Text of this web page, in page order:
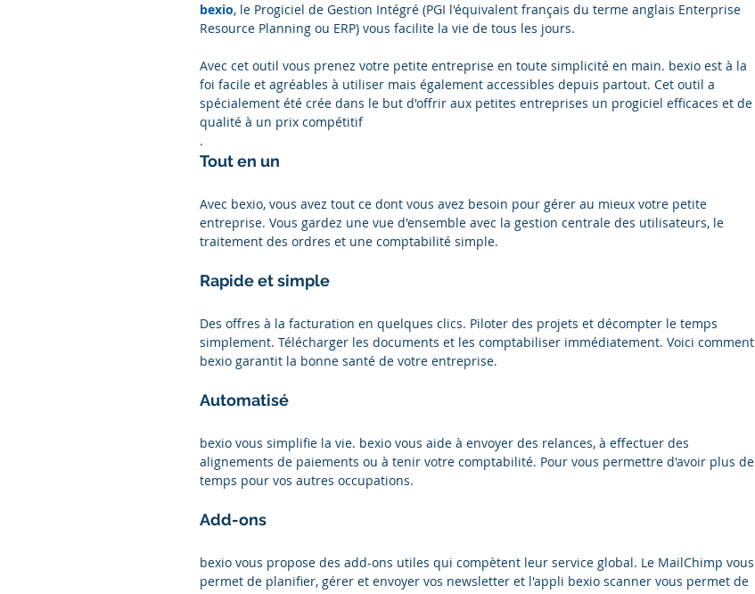
bexio, le Progiciel de Gestion Intégré (PGI l'équivalent français du terme anglais Enterprise
Resource Planning ou ERP) vous facilite la vie de tous les jours.
Avec cet outil vous prenez votre petite entreprise en toute simplicité en main. bexio est à la
foi facile et agréables à utiliser mais également accessibles depuis partout. Cet outil a
spécialement été crée dans le but d'offrir aux petites entreprises un progiciel efficaces et de
qualité à un prix compétitif
.
Tout en un
Avec bexio, vous avez tout ce dont vous avez besoin pour gérer au mieux votre petite
entreprise. Vous gardez une vue d'ensemble avec la gestion centrale des utilisateurs, le
traitement des ordres et une comptabilité simple.
Rapide et simple
Des offres à la facturation en quelques clics. Piloter des projets et décompter le temps
simplement. Télécharger les documents et les comptabiliser immédiatement. Voici comment
bexio garantit la bonne santé de votre entreprise.
Automatisé
bexio vous simplifie la vie. bexio vous aide à envoyer des relances, à effectuer des
alignements de paiements ou à tenir votre comptabilité. Pour vous permettre d'avoir plus de
temps pour vos autres occupations.
Add-ons
bexio vous propose des add-ons utiles qui compètent leur service global. Le MailChimp vous
permet de planifier, gérer et envoyer vos newsletter et l'appli bexio scanner vous permet de